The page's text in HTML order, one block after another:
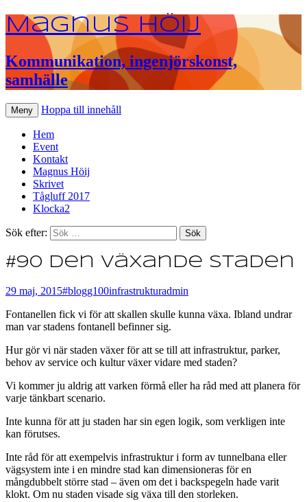
Magnus Höij
Kommunikation, ingenjörskonst,
samhälle
Meny Hoppa till innehåll
Hem
Event
Kontakt
Magnus Höij
Skrivet
Tågluff 2017
Klocka2
Sök efter:
#90 Den växande staden
29 maj, 2015#blogg100infrastrukturadmin
Fontanellen fick vi för att skallen skulle kunna växa. Ibland undrar
man var stadens fontanell befinner sig.
Hur gör vi när staden växer för att se till att infrastruktur, parker,
behov av service och kultur växer vidare med staden?
Vi kommer ju aldrig att varken förmå eller ha råd med att planera för
varje tänkbart scenario.
Inte kunna för att ju staden har sin egen logik, som verkligen inte
kan förutses.
Inte råd för att exempelvis infrastruktur i form av tunnelbana eller
vägsystem inte i en mindre stad kan dimensioneras för en
mångdubbelt större stad – även om det i backspegeln hade varit
klokt. Om nu staden visade sig växa till den storleken.